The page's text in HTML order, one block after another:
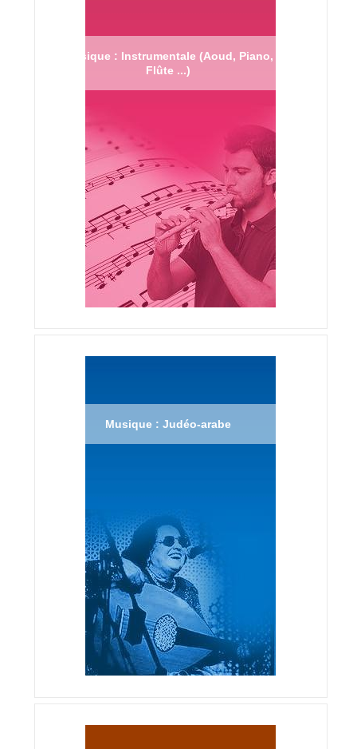
Musique : Instrumentale (Aoud, Piano,
Flûte ...)
Musique : Judéo-arabe